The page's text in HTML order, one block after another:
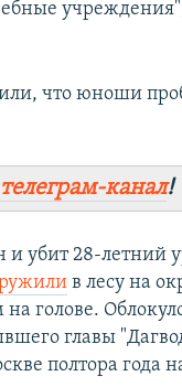
что юноши
телеграм-канал!
убит 28-летний
в лесу на
голове.
главы
полтора года